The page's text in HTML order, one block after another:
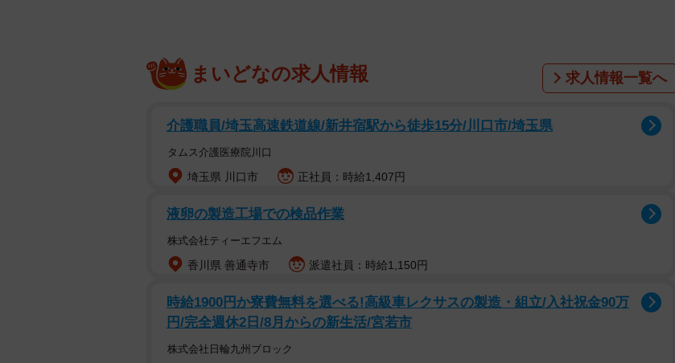
味豊かなだしが香る「お茶漬け風」が完成。明太子をトッピングするのもおすすめなんだそ
う。
▽ざるうどん＋かけだし→「ひやあつ」に
ざるうどんを半分食べたら、うどんを別皿に取って、かけだしを注いでみましょう。冷たい
うどんに熱々のだしをかけた、「ひやあつ」仕立ての一杯が楽しめます。
▽「薬味」をのせて締めの一杯に
風味豊かなかけだしは、そのまま飲むのもおすすめ。お好みの薬味を添えれば、ほっとする
味わいで「〆にぴったり」とのこと。
※店舗によっては、かけだしサーバーが設置されていないこともあります。その場合は、ス
タッフの方に声を掛けしましょう。
まいどなの求人情報 求人情報一覧へ
介護職員/埼玉高速鉄道線/新井宿駅から徒歩15分/川口市/埼玉県
タムス介護医療院川口
埼玉県 川口市 正社員：時給1,407円
液卵の製造工場での検品作業
株式会社ティーエフエム
香川県 善通寺市 派遣社員：時給1,150円
時給1900円か寮費無料を選べる!高級車レクサスの製造・組立/入社祝金90万
円/完全週休2日/8月からの新生活/宮若市
株式会社日輪九州ブロック